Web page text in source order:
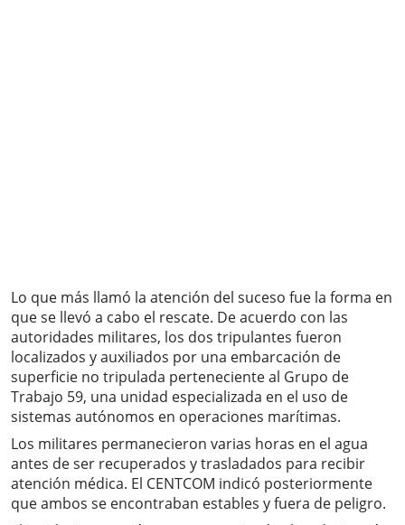
Lo que más llamó la atención del suceso fue la forma en
que se llevó a cabo el rescate. De acuerdo con las
autoridades militares, los dos tripulantes fueron
localizados y auxiliados por una embarcación de
superficie no tripulada perteneciente al Grupo de
Trabajo 59, una unidad especializada en el uso de
sistemas autónomos en operaciones marítimas.
Los militares permanecieron varias horas en el agua
antes de ser recuperados y trasladados para recibir
atención médica. El CENTCOM indicó posteriormente
que ambos se encontraban estables y fuera de peligro.